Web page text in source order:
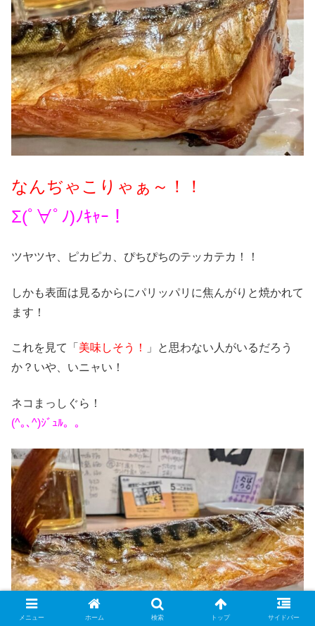
なんぢゃこりゃぁ～！！
Σ(ﾟ∀ﾟﾉ)ﾉｷｬｰ！
ツヤツヤ、ピカピカ、ぴちぴちのテッカテカ！！
しかも表面は見るからにパリッパリに焦んがりと焼かれて
ます！
これを見て「 美味しそう！
」と思わない人がいるだろう
か？いや、いニャい！
ネコまっしぐら！
(^｡､^)ｼﾞｭﾙ。。
メニュー ホーム 検索 トップ サイドバー